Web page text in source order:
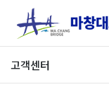
고객센터